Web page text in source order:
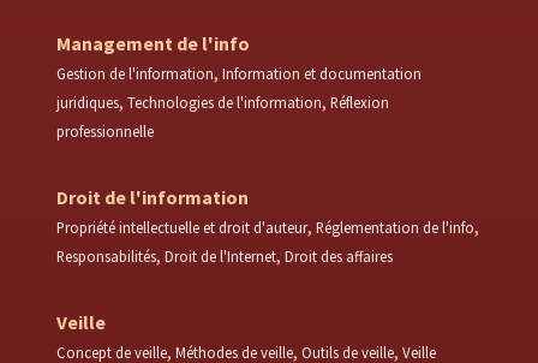
Management de l'info
Gestion de l'information Information et documentation
juridiques Technologies de l'information Réflexion
professionnelle
Droit de l'information
Propriété intellectuelle et droit d'auteur Réglementation de l'info
Responsabilités Droit de l'Internet Droit des affaires
Veille
Concept de veille Méthodes de veille Outils de veille Veille